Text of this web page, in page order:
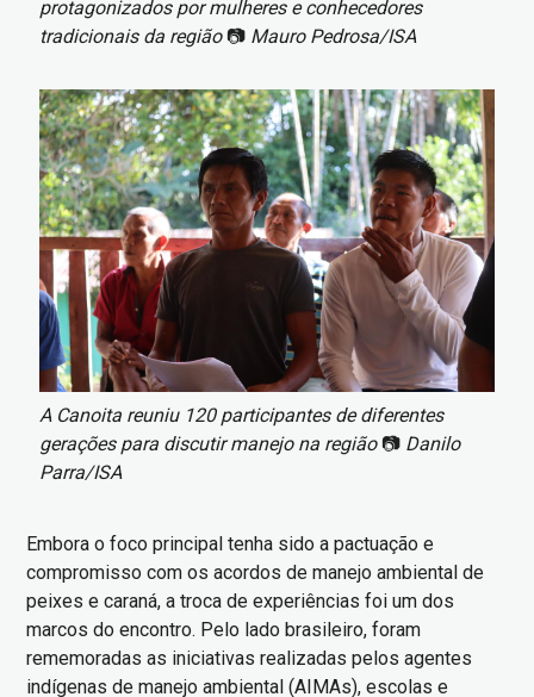
protagonizados por mulheres e conhecedores
tradicionais da região📷 Mauro Pedrosa/ISA
Imagem
A Canoita reuniu 120 participantes de diferentes
gerações para discutir manejo na região📷 Danilo
Parra/ISA
Embora o foco principal tenha sido a pactuação e
compromisso com os acordos de manejo ambiental de
peixes e caraná, a troca de experiências foi um dos
marcos do encontro. Pelo lado brasileiro, foram
rememoradas as iniciativas realizadas pelos agentes
indígenas de manejo ambiental (AIMAs), escolas e